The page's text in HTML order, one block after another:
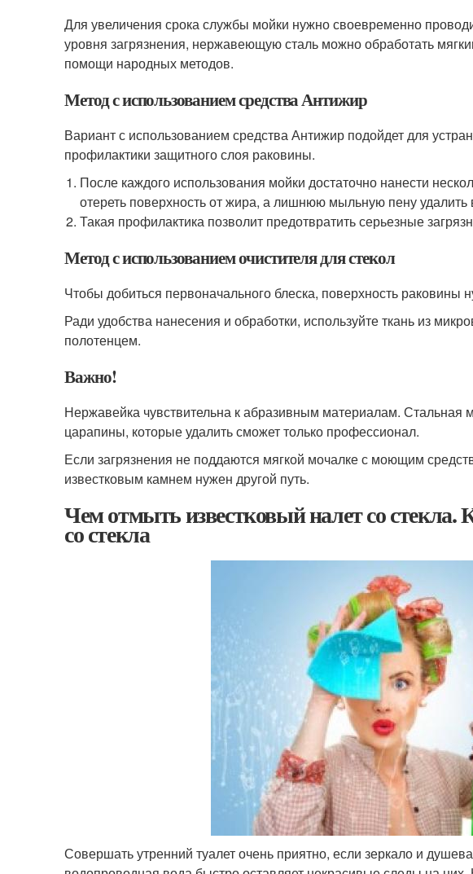
Для увеличения срока службы мойки нужно своевременно
уровня загрязнения, нержавеющую сталь можно обработать
помощи народных методов.
Метод с использованием средства Антижир
Вариант с использованием средства Антижир подойдет для
профилактики защитного слоя раковины.
После каждого использования мойки достаточно нанести
отереть поверхность от жира, а лишнюю мыльную пену удалить
Такая профилактика позволит предотвратить серьезные
Метод с использованием очистителя для стекол
Чтобы добиться первоначального блеска, поверхность раковины
Ради удобства нанесения и обработки, используйте ткань из
полотенцем.
Важно!
Нержавейка чувствительна к абразивным материалам. Стальная
царапины, которые удалить сможет только профессионал.
Если загрязнения не поддаются мягкой мочалке с моющим
известковым камнем нужен другой путь.
Чем отмыть известковый налет со стекла.
со стекла
Совершать утренний туалет очень приятно, если зеркало и